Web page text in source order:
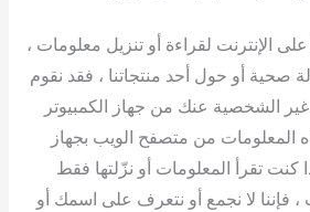
الإنترنت لقراءة أو تنزيل معلومات ،
صحية أو حول أحد منتجاتنا ، فقد نقوم
الشخصية عنك من جهاز الكمبيوتر
المعلومات من متصفح الويب بجهاز
كنت تقرأ المعلومات أو نزّلتها فقط
فإننا لا نجمع أو نتعرف على اسمك أو